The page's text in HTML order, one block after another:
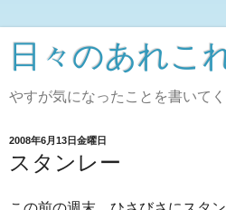
日々のあれこ
やすが気になったことを書いて
2008年6月13日金曜日
スタンレー